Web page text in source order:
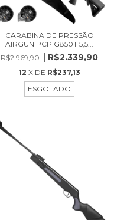
CARABINA DE PRESSÃO
AIRGUN PCP G850T 5,5...
R$2.969,90
R$2.339,90
12 X DE R$237,13
ESGOTADO